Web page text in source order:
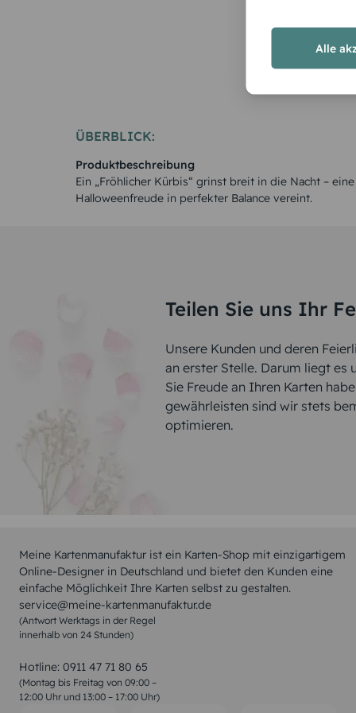
ÜBERBLICK:
Produktbeschreibung
Ein „Fröhlicher Kürbis“ grinst breit in die Nacht –
Halloweenfreude in perfekter Balance vereint.
Teilen Sie uns Ihr
Unsere Kunden und deren
an erster Stelle. Darum liegt es
Sie Freude an Ihren Karten
gewährleisten sind wir stets
optimieren.
Meine Kartenmanufaktur ist ein Karten-Shop mit einzigartigem
Online-Designer in Deutschland und bietet den Kunden eine
einfache Möglichkeit Ihre Karten selbst zu gestalten.
service@meine-kartenmanufaktur.de
(Antwort Werktags in der Regel
innerhalb von 24 Stunden)
Hotline: 0911 47 71 80 65
(Montag bis Freitag von 09:00 –
12:00 Uhr und 13:00 – 17:00 Uhr)
Alle